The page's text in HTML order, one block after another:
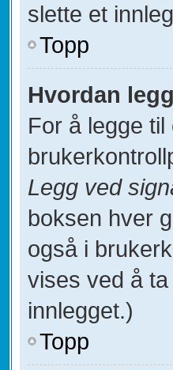
slette et
Topp
Hvordan
For å legge
Legg ved
boksen hver
også i
vises ved å
innlegget.)
Topp